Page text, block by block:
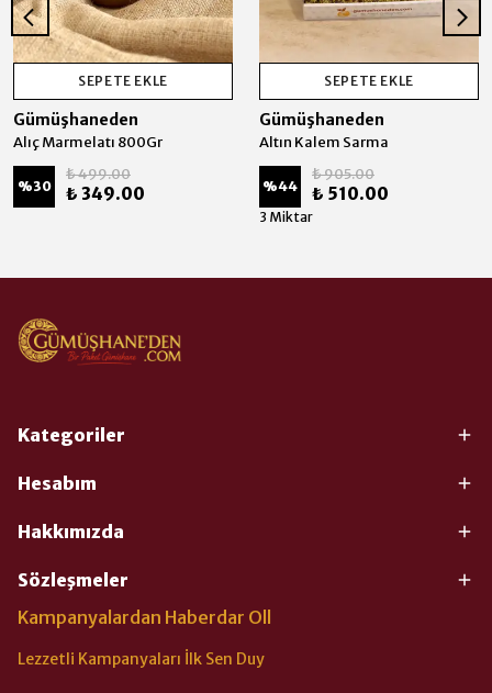
SEPETE EKLE
Gümüşhaneden
Alıç Marmelatı 800Gr
%30
₺ 499.00
₺ 349.00
SEPETE EKLE
Gümüşhaneden
Altın Kalem Sarma
%44
₺ 905.00
₺ 510.00
3 Miktar
Kategoriler
Hesabım
Hakkımızda
Sözleşmeler
Kampanyalardan Haberdar Oll
Lezzetli Kampanyaları İlk Sen Duy